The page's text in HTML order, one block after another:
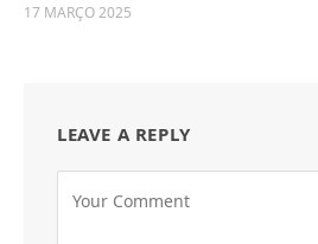
17 MARÇO 2025
LEAVE A REPLY